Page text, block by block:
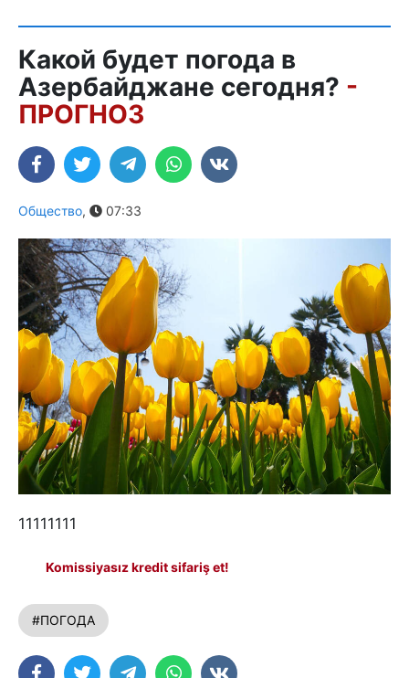
Какой будет погода в
Азербайджане сегодня? -
ПРОГНОЗ
Общество, 07:33
11111111
Komissiyasız kredit sifariş et!
#ПОГОДА